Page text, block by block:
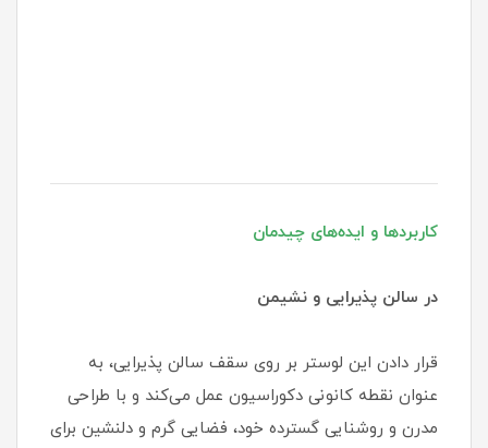
کاربردها و ایده‌های چیدمان
در سالن پذیرایی و نشیمن
قرار دادن این لوستر بر روی سقف سالن پذیرایی، به
عنوان نقطه کانونی دکوراسیون عمل می‌کند و با طراحی
مدرن و روشنایی گسترده خود، فضایی گرم و دلنشین برای